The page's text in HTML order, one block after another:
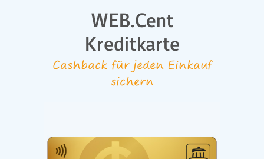
WEB.Cent
Kreditkarte
Cashback für jeden Einkauf
sichern